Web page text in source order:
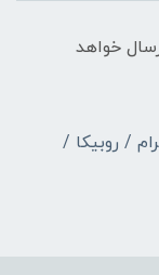
یکشنبه ۱۸ مرداد ارسال خواهد
/ روبیکا /